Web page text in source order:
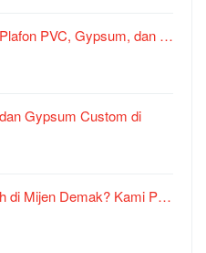
PVC, Gypsum, dan …
Gypsum Custom di
di Mijen Demak? Kami P…